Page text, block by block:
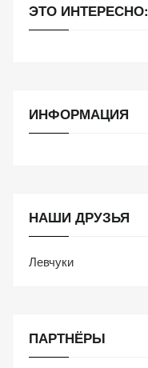
ЭТО ИНТЕРЕСНО:
ИНФОРМАЦИЯ
НАШИ ДРУЗЬЯ
Левчуки
ПАРТНЁРЫ